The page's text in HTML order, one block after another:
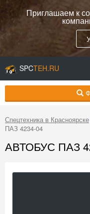
Приглашаем к
SPCTEH.RU
Спецтехника в Красноярске
ПАЗ 4234-04
АВТОБУС ПАЗ